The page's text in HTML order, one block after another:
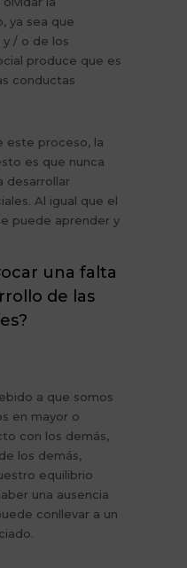
ya sea que
/ o de los
produce que es
conductas
este proceso, la
es que nunca
desarrollar
Al igual que el
puede aprender y
una falta
de las
a que somos
en mayor o
con los demás,
los demás,
equilibrio
una ausencia
conllevar a un